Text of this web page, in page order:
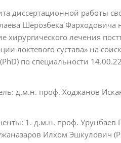
диссертационной работы
Шерозбека Фарходовича
хирургического лечения
локтевого сустава» на
по специальности
д.м.н. проф. Ходжанов
1. д.м.н. проф. Урунбаев
Илхом Эшкулович